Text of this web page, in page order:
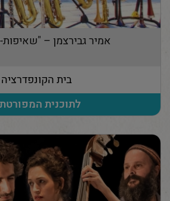
אמיר גבירצמן –
בית הקונפדרציה
לתוכנית